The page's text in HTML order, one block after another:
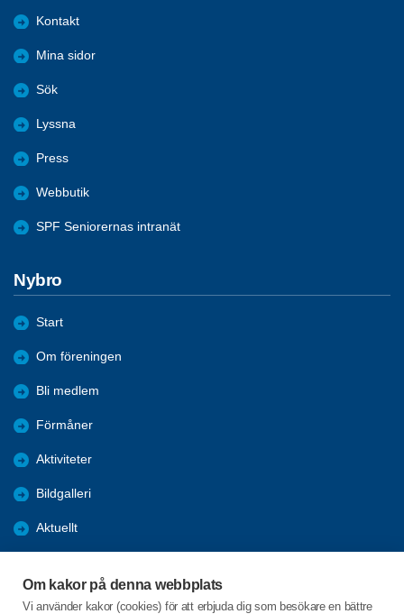
Om kakor på denna webbplats
Vi använder kakor (cookies) för att erbjuda dig som besökare en bättre
Kontakt
Mina sidor
Sök
Lyssna
Press
Webbutik
SPF Seniorernas intranät
Nybro
Start
Om föreningen
Bli medlem
Förmåner
Aktiviteter
Bildgalleri
Aktuellt
Medlemsträff